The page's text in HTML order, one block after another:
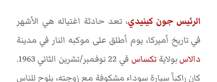
الرئيس جون كينيدي، تعد حادثة اغتياله هي الأشهر
في تاريخ أميركا، يوم أطلق على موكبه النار في مدينة
دالاسبولايةتكساس
في 22 نوفمبر/تشرين الثاني 1963.
كان راكباً سيارة سوداء مشكوفة مع زوجته، يلوح للناس